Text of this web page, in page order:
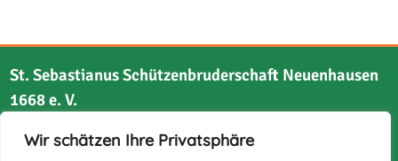
Wir schätzen Ihre Privatsphäre
St. Sebastianus Schützenbruderschaft Neuenhausen
1668 e. V.
Bruchstraße 21